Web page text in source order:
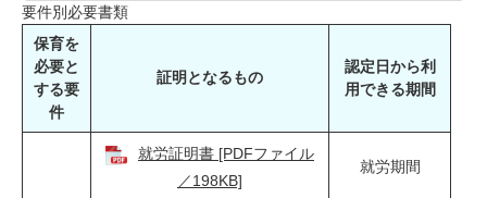
要件別必要書類
保育を
必要と
する要
件
証明となるもの
認定日から利
用できる期間
就労証明書 [PDFファイル
／198KB]
就労期間